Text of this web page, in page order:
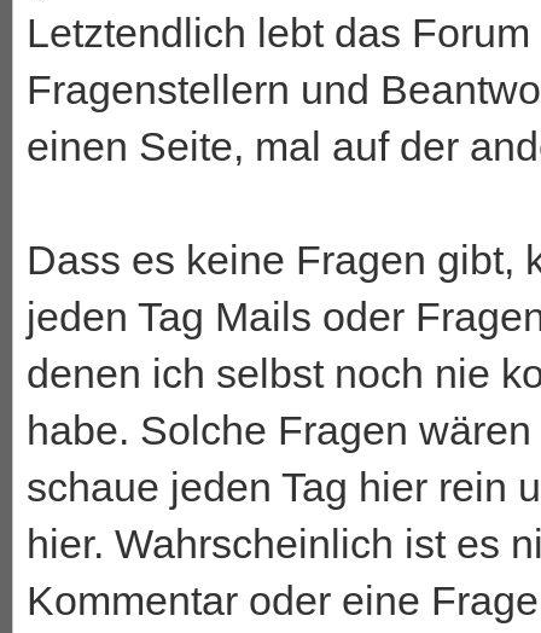
Letztendlich lebt das
Fragenstellern und
einen Seite, mal auf der
Dass es keine Fragen gibt,
jeden Tag Mails oder
denen ich selbst noch nie
habe. Solche Fragen
schaue jeden Tag hier rein
hier. Wahrscheinlich ist es
Kommentar oder eine